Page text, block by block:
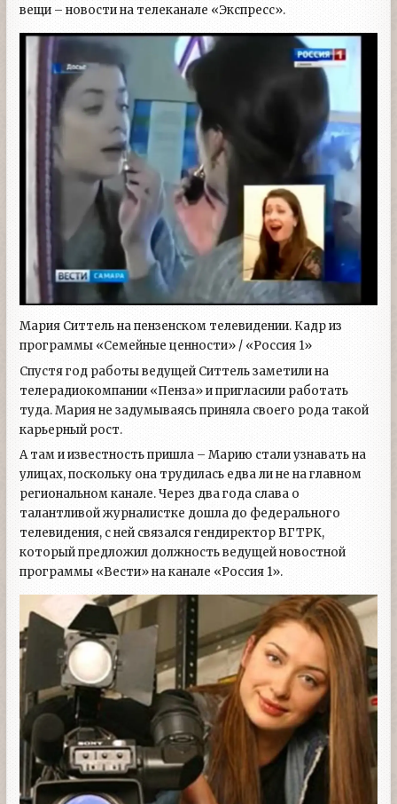
вещи – новости на телеканале «Экспресс».
Мария Ситтель на пензенском телевидении. Кадр из
программы «Семейные ценности» / «Россия 1»
Спустя год работы ведущей Ситтель заметили на
телерадиокомпании «Пенза» и пригласили работать
туда. Мария не задумываясь приняла своего рода такой
карьерный рост.
А там и известность пришла – Марию стали узнавать на
улицах, поскольку она трудилась едва ли не на главном
региональном канале. Через два года слава о
талантливой журналистке дошла до федерального
телевидения, с ней связался гендиректор ВГТРК,
который предложил должность ведущей новостной
программы «Вести» на канале «Россия 1».